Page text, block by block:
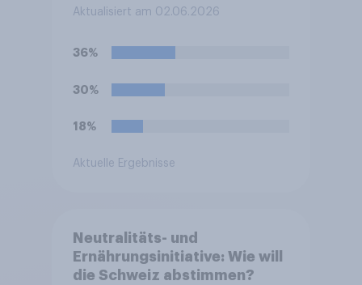
Vergleich zum Jahr davor?
Aktualisiert am 02.06.2026
36%
30%
18%
Aktuelle Ergebnisse
Neutralitäts- und
Ernährungsinitiative: Wie will
die Schweiz abstimmen?